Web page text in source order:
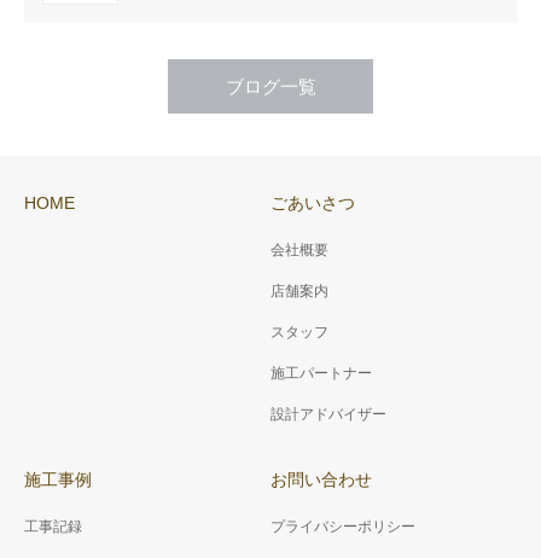
ブログ一覧
HOME ごあいさつ
会社概要
店舗案内
スタッフ
施工パートナー
設計アドバイザー
施工事例
工事記録
お問い合わせ
プライバシーポリシー